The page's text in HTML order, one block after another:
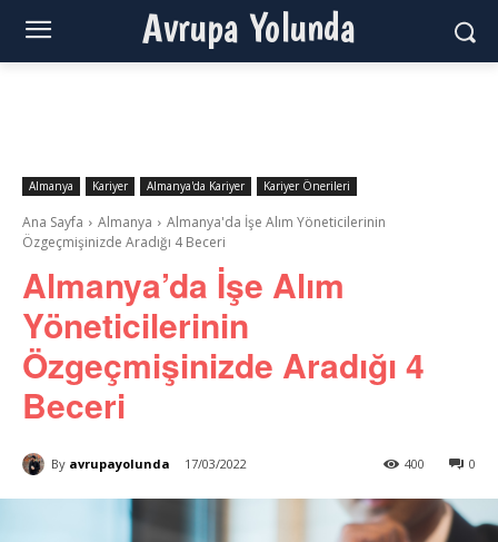
Avrupa Yolunda
Almanya Kariyer Almanya'da Kariyer Kariyer Önerileri
Ana Sayfa Almanya
Almanya'da İşe Alım Yöneticilerinin
Özgeçmişinizde Aradığı 4 Beceri
Almanya’da İşe Alım
Yöneticilerinin
Özgeçmişinizde Aradığı 4
Beceri
By avrupayolunda 17/03/2022 0
400